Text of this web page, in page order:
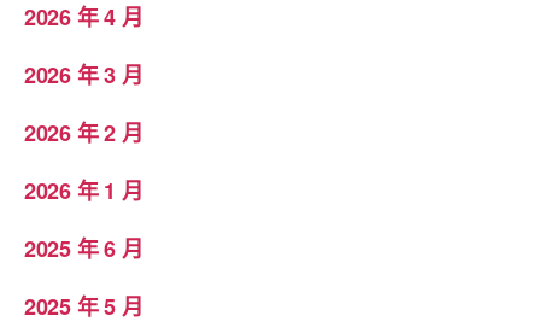
2026 年 4 月
2026 年 3 月
2026 年 2 月
2026 年 1 月
2025 年 6 月
2025 年 5 月